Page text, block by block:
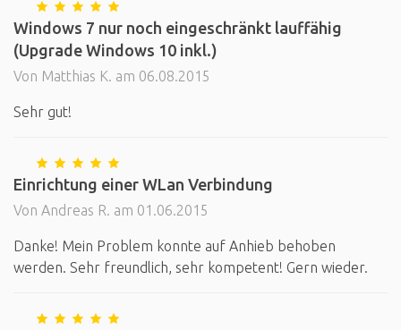
Windows 7 nur noch eingeschränkt lauffähig
(Upgrade Windows 10 inkl.)
Von Matthias K. am 06.08.2015
Sehr gut!
Einrichtung einer WLan Verbindung
Von Andreas R. am 01.06.2015
Danke! Mein Problem konnte auf Anhieb behoben
werden. Sehr freundlich, sehr kompetent! Gern wieder.